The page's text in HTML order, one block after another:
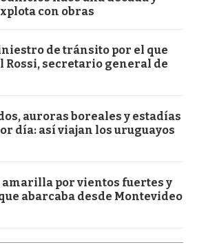
con obras
de tránsito por el que
Rossi, secretario general de
auroras boreales y estadías
día: así viajan los uruguayos
amarilla por vientos fuertes y
abarcaba desde Montevideo